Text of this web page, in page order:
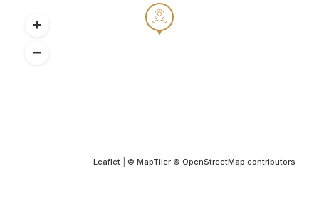
Leaflet © MapTiler © OpenStreetMap contributors